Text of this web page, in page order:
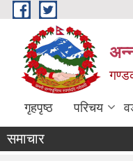
Skip to main content
गृहपृष्ठ परिचय
समाचार